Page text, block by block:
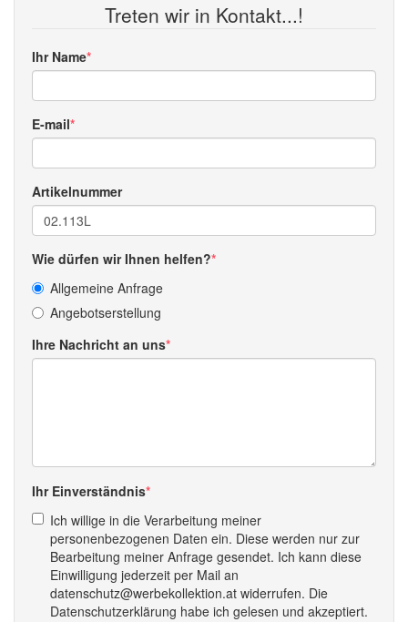
Treten wir in Kontakt...!
Ihr Name
E-mail
Artikelnummer
Wie dürfen wir Ihnen helfen?
Allgemeine Anfrage
Angebotserstellung
Ihre Nachricht an uns
Ihr Einverständnis
Ich willige in die Verarbeitung meiner
personenbezogenen Daten ein. Diese werden nur zur
Bearbeitung meiner Anfrage gesendet. Ich kann diese
Einwilligung jederzeit per Mail an
datenschutz@werbekollektion.at widerrufen. Die
Datenschutzerklärung habe ich gelesen und akzeptiert.